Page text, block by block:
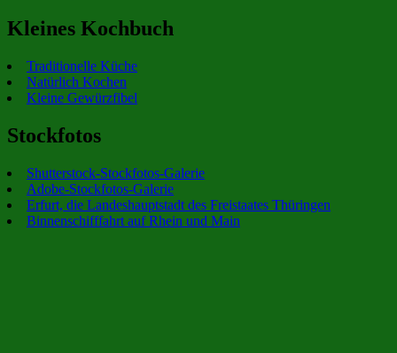
Kleines Kochbuch
Traditionelle Küche
Natürlich Kochen
Kleine Gewürzfibel
Stockfotos
Shutterstock-Stockfotos-Galerie
Adobe-Stockfotos-Galerie
Erfurt, die Landeshauptstadt des Freistaates Thüringen
Binnenschifffahrt auf Rhein und Main